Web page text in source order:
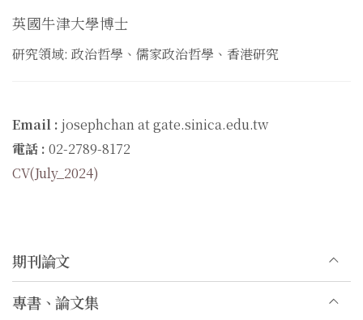
英國牛津大學博士
研究領域: 政治哲學、儒家政治哲學、香港研究
Email : josephchan at gate.sinica.edu.tw
電話 : 02-2789-8172
CV(July_2024)
期刊論文
專書、論文集